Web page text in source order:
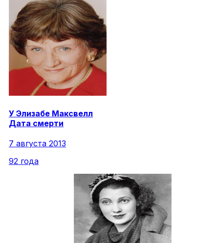
У Элизабе Максвелл
Дата смерти
7 августа 2013
92 года